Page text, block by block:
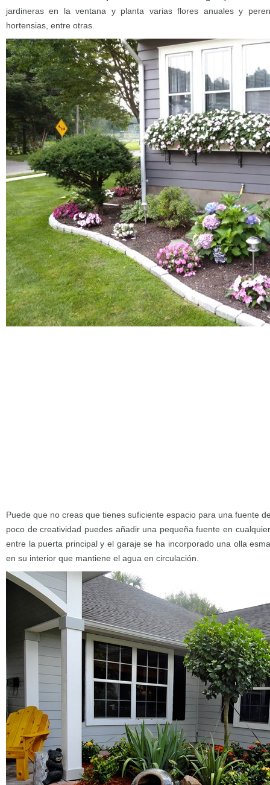
jardineras en la ventana y planta varias flores anuales y
hortensias, entre otras.
Puede que no creas que tienes suficiente espacio para una fuente
poco de creatividad puedes añadir una pequeña fuente en
entre la puerta principal y el garaje se ha incorporado una olla
en su interior que mantiene el agua en circulación.